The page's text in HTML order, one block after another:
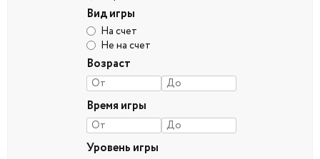
Вид игры
На счет
Не на счет
Возраст
Время игры
Уровень игры